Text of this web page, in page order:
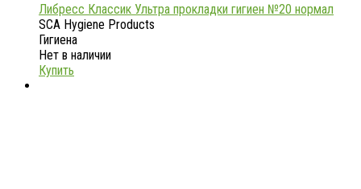
Либресс Классик Ультра прокладки гигиен №20 нормал
SCA Hygiene Products
Гигиена
Нет в наличии
Купить